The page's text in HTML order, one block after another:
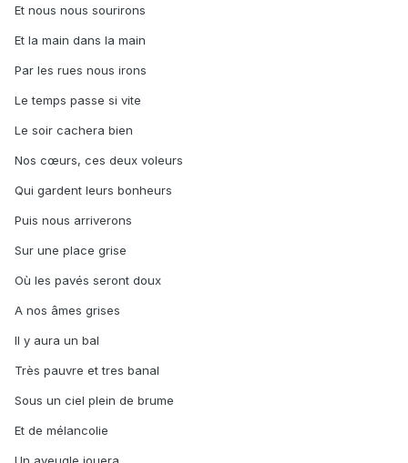
Et nous nous sourirons
Et la main dans la main
Par les rues nous irons
Le temps passe si vite
Le soir cachera bien
Nos cœurs, ces deux voleurs
Qui gardent leurs bonheurs
Puis nous arriverons
Sur une place grise
Où les pavés seront doux
A nos âmes grises
Il y aura un bal
Très pauvre et tres banal
Sous un ciel plein de brume
Et de mélancolie